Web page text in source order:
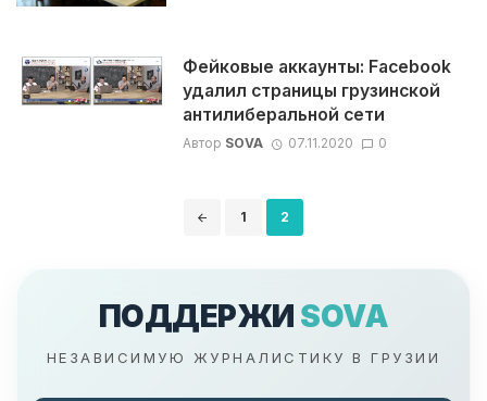
Фейковые аккаунты: Facebook
удалил страницы грузинской
антилиберальной сети
Автор SOVA 07.11.2020 0
1 2
ПОДДЕРЖИ SOVA
НЕЗАВИСИМУЮ ЖУРНАЛИСТИКУ В ГРУЗИИ